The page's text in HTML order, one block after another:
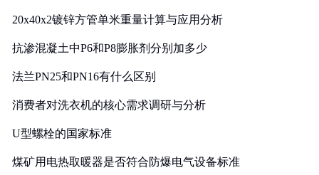
20x40x2镀锌方管单米重量计算与应用分析
抗渗混凝土中P6和P8膨胀剂分别加多少
法兰PN25和PN16有什么区别
消费者对洗衣机的核心需求调研与分析
U型螺栓的国家标准
煤矿用电热取暖器是否符合防爆电气设备标准